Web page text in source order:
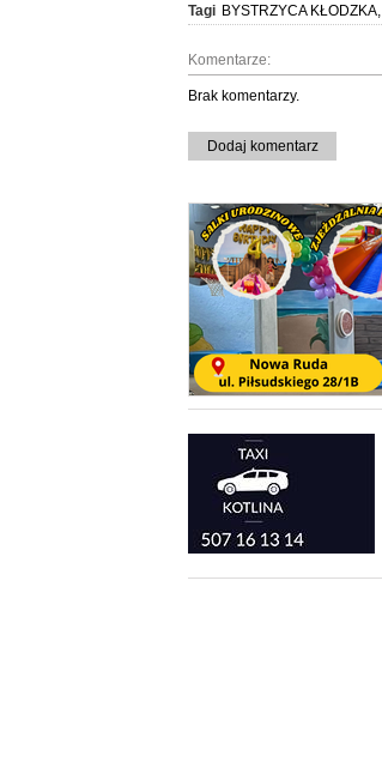
Tagi BYSTRZYCA KŁODZKA,
Komentarze:
Brak komentarzy.
Dodaj komentarz